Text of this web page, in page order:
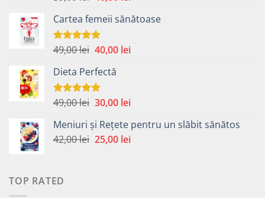
a
fost:
59,00 lei.
este:
Cartea femeii sănătoase
Evaluat la
49,00lei Prețul
a
fost:
49,00 lei.
40,00 leiPrețul
Dieta Perfectă
Evaluat la
49,00lei Prețul
a
fost:
30,00 leiPrețul
este:
30,00 lei.
Meniuri și Rețete pentru un slăbit sănătos
42,00lei Prețul
25,00 leiPrețul
TOP RATED